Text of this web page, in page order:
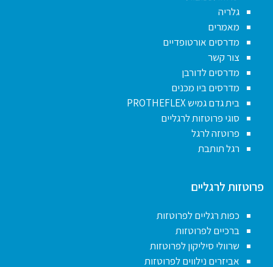
גלריה
מאמרים
מדרסים אורטופדיים
צור קשר
מדרסים לדורבן
מדרסים ביו מכנים
בית גדם גמיש PROTHEFLEX
סוגי פרוטזות לרגליים
פרוטזה לרגל
רגל תותבת
פרוטזות לרגליים
כפות רגליים לפרוטזות
ברכיים לפרוטזות
שרוולי סיליקון לפרוטזות
אביזרים נילווים לפרוטזות